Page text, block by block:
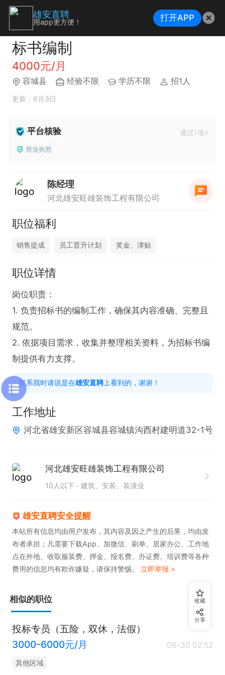
标书编制
4000元/月
容城县 经验不限 学历不限 招1人
更新：6月3日
平台核验 通过1项
营业执照
陈经理
河北雄安旺雄装饰工程有限公司
职位福利
销售提成 员工晋升计划 奖金、津贴
职位详情
岗位职责：
1. 负责招标书的编制工作，确保其内容准确、完整且
规范。
2. 依据项目需求，收集并整理相关资料，为招标书编
制提供有力支撑。
联系我时请说是在雄安直聘 上看到的，谢谢！
工作地址
河北省雄安新区容城县容城镇沟西村建明道32-1号
河北雄安旺雄装饰工程有限公司
10人以下 建筑、安装、装潢业
雄安直聘安全提醒
本站所有信息均由用户发布，其内容及因之产生的后果，均由发
布者承担；凡需要下载App、加微信、刷单、居家办公、工作地
点在外地、收取服装费、押金、报名费、办证费、培训费等各种
费用的信息均有欺诈嫌疑，请保持警惕。 立即举报 >
相似的职位
投标专员（五险，双休，法假）
3000-6000元/月
06-30 02:52
其他区域
收藏
分享
雄安直聘
用app更方便！ 打开APP